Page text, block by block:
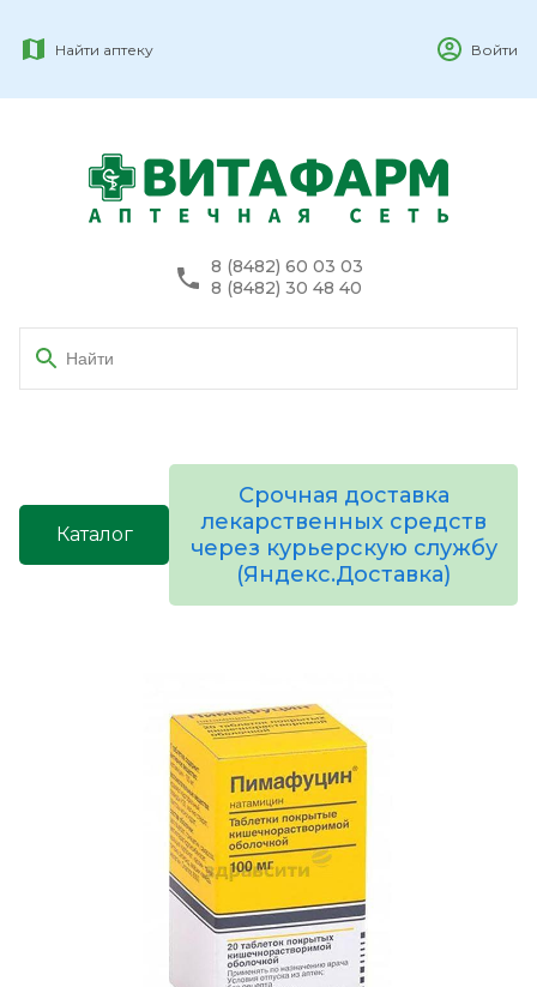
Найти аптеку Войти
8 (8482) 60 03 03
8 (8482) 30 48 40
Каталог
Срочная доставка
лекарственных средств
через курьерскую службу
(Яндекс.Доставка)